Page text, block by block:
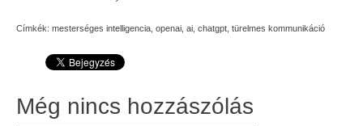
Címkék: mesterséges intelligencia openai ai chatgpt türelmes kommunikáció
Még nincs hozzászólás